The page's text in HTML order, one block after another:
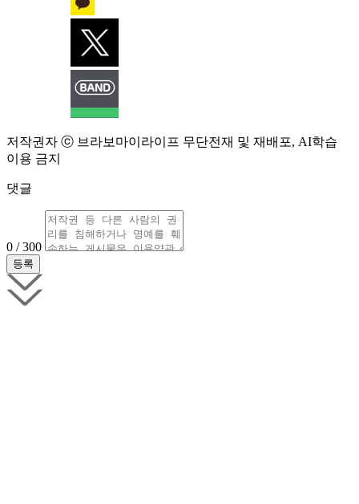
저작권자 ⓒ 브라보마이라이프 무단전재 및 재배포, AI학습
이용 금지
댓글
0 / 300